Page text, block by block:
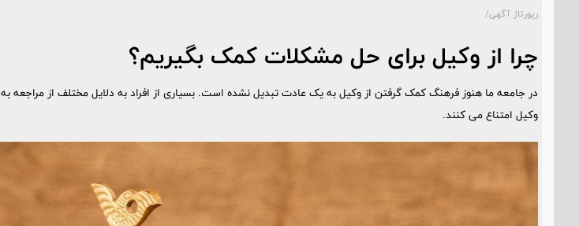
رپورتاژ آگهی/
چرا از وکیل برای حل مشکلات کمک بگیریم؟
در جامعه ما هنوز فرهنگ کمک گرفتن از وکیل به یک عادت تبدیل نشده است. بسیاری از افراد به دلایل مختلف از مراجعه به
وکیل امتناع می کنند.